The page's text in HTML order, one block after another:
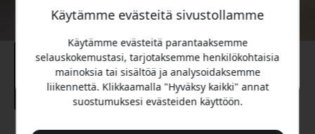
Käytämme evästeitä sivustollamme
Käytämme evästeitä parantaaksemme
selauskokemustasi, tarjotaksemme henkilökohtaisia
mainoksia tai sisältöä ja analysoidaksemme
liikennettä. Klikkaamalla "Hyväksy kaikki" annat
suostumuksesi evästeiden käyttöön.
sarjat ja erikoistarjoukset.
Ei, maksan mieluummin täyden hinnan.